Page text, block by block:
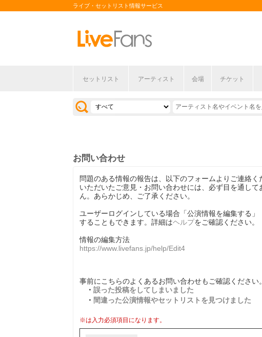
ライブ・セットリスト情報サービス
セットリスト アーティスト 会場 チケット
お問い合わせ
問題のある情報の報告は、以下のフォームよりご連絡く
いただいたご意見・お問い合わせには、必ず目を通し
ん。あらかじめ、ご了承ください。
ユーザーログインしている場合「公演情報を編集する
することもできます。詳細はヘルプをご確認ください。
情報の編集方法
https://www.livefans.jp/help/Edit4
事前にこちらのよくあるお問い合わせもご確認ください。
・ 誤った投稿をしてしまいました
・ 間違った公演情報やセットリストを見つけました
※は入力必須項目になります。